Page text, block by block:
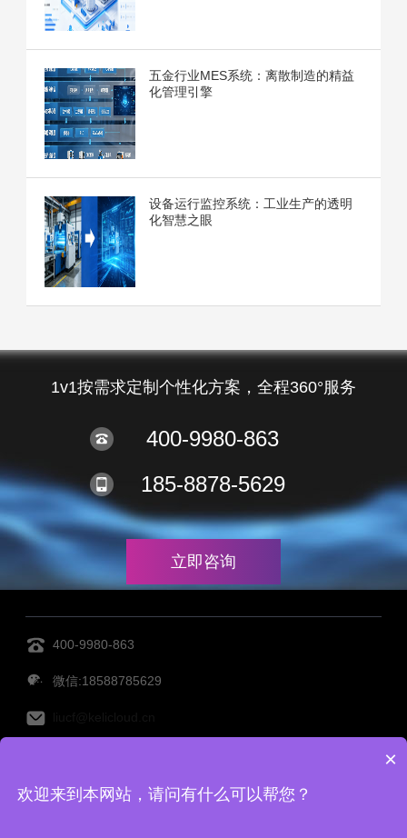
五金行业MES系统：离散制造的精益
化管理引擎
设备运行监控系统：工业生产的透明
化智慧之眼
1v1按需求定制个性化方案，全程360°服务
400-9980-863
185-8878-5629
立即咨询
400-9980-863
微信:18588785629
MES管理系统 设备管理系统 透明工厂
×
欢迎来到本网站，请问有什么可以帮您？